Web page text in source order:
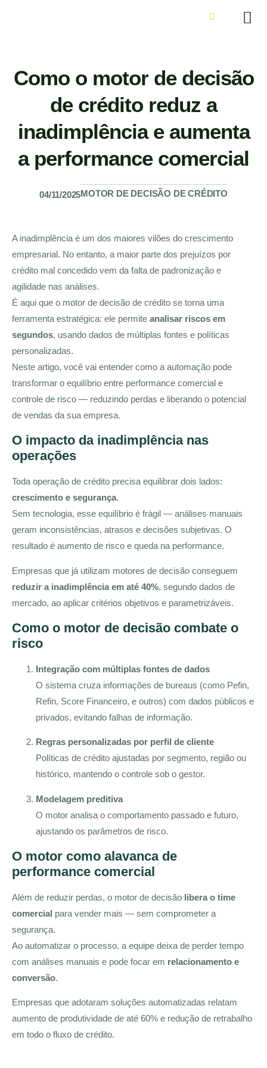
Como o motor de decisão
de crédito reduz a
inadimplência e aumenta
a performance comercial
04/11/2025MOTOR DE DECISÃO DE CRÉDITO
A inadimplência é um dos maiores vilões do crescimento
empresarial. No entanto, a maior parte dos prejuízos por
crédito mal concedido vem da falta de padronização e
agilidade nas análises.
É aqui que o motor de decisão de crédito se torna uma
ferramenta estratégica: ele permite analisar riscos em
segundos, usando dados de múltiplas fontes e políticas
personalizadas.
Neste artigo, você vai entender como a automação pode
transformar o equilíbrio entre performance comercial e
controle de risco — reduzindo perdas e liberando o potencial
de vendas da sua empresa.
O impacto da inadimplência nas
operações
Toda operação de crédito precisa equilibrar dois lados:
crescimento e segurança.
Sem tecnologia, esse equilíbrio é frágil — análises manuais
geram inconsistências, atrasos e decisões subjetivas. O
resultado é aumento de risco e queda na performance.
Empresas que já utilizam motores de decisão conseguem
reduzir a inadimplência em até 40%, segundo dados de
mercado, ao aplicar critérios objetivos e parametrizáveis.
Como o motor de decisão combate o
risco
Integração com múltiplas fontes de dados
O sistema cruza informações de bureaus (como Pefin,
Refin, Score Financeiro, e outros) com dados públicos e
privados, evitando falhas de informação.
Regras personalizadas por perfil de cliente
Políticas de crédito ajustadas por segmento, região ou
histórico, mantendo o controle sob o gestor.
Modelagem preditiva
O motor analisa o comportamento passado e futuro,
ajustando os parâmetros de risco.
O motor como alavanca de
performance comercial
Além de reduzir perdas, o motor de decisão libera o time
comercial para vender mais — sem comprometer a
segurança.
Ao automatizar o processo, a equipe deixa de perder tempo
com análises manuais e pode focar em relacionamento e
conversão.
Empresas que adotaram soluções automatizadas relatam
aumento de produtividade de até 60% e redução de retrabalho
em todo o fluxo de crédito.